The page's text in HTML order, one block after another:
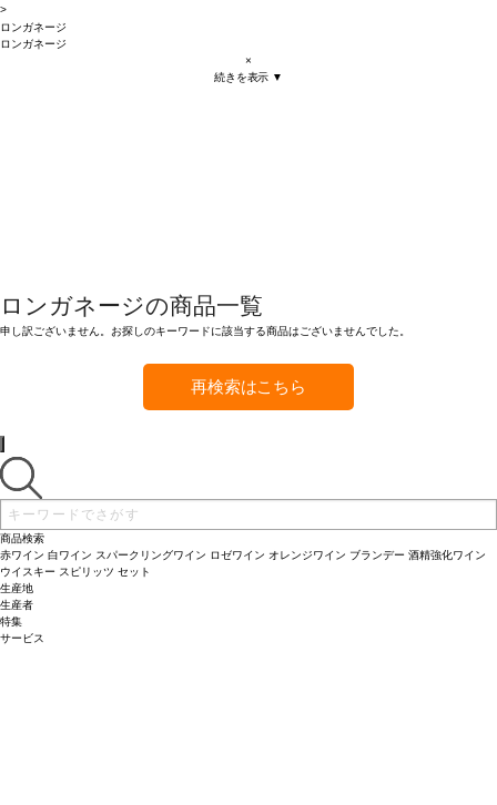
>
ロンガネージ
ロンガネージ
×
続きを表示 ▼
ロンガネージの商品一覧
申し訳ございません。お探しのキーワードに該当する商品はございませんでした。
再検索はこちら
商品検索
赤ワイン 白ワイン スパークリングワイン ロゼワイン オレンジワイン ブランデー 酒精強化ワイン
ウイスキー スピリッツ セット
生産地
生産者
特集
サービス